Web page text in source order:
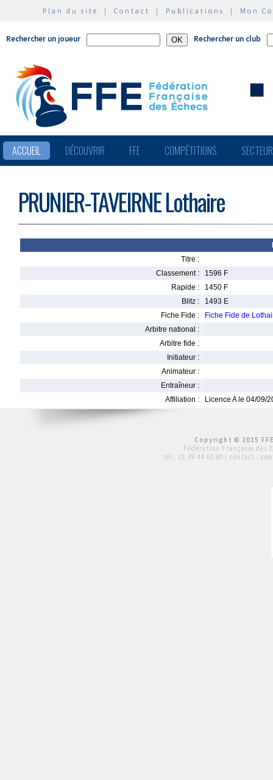
Plan du site | Contact | Publications | Mon
Rechercher un joueur Rechercher un club
ACCUEIL DÉCOUVRIR FFE COMPÉTITIONS
PRUNIER-TAVEIRNE Lothaire
Titre :
Classement :
1596 F
Rapide :
1450 F
Blitz :
1493 E
Fiche Fide :
Fiche Fide de
Arbitre national :
Arbitre fide :
Initiateur :
Animateur :
Entraîneur :
Affiliation :
Licence A le 04/09/
Copyright © 2015
Fédération Française des
tél : 01 39 44 65 80 | contact :